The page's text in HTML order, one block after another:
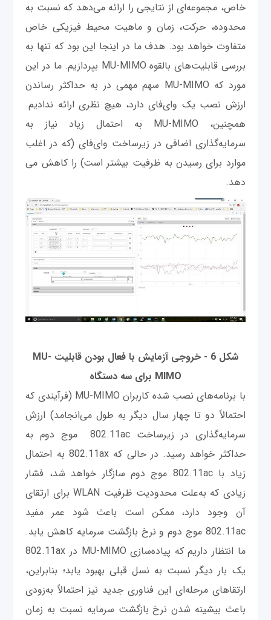
خاص، مجموعه‌ای از نتایجی را ارائه می‌دهد که نسبت به
محدوده، حرکت، زمان و ماهیت محیط فیزیکی خاص
متفاوت خواهد بود. هدف ما در اینجا این بود که تنها به
بررسی قابلیت‌های بالقوه MU-MIMO بپردازیم. ما در این
مورد که MU-MIMO سهم مهمی در به حداکثر رساندن
ارزش نصب یک وای‌فای دارد، هیچ نظری ارائه ندادیم.
همچنین، MU-MIMO به احتمال زیاد نیاز به
سرمایه‌گذاری اضافی در زیرساخت وای‌فای ‌(که در اغلب
موارد برای رسیدن به ظرفیت بیشتر است) را کاهش می
دهد.
شکل 6 - خروجی آزمایش با فعال بودن قابلیت MU-
MIMO برای سه دستگاه
با برنامه‌های نصب شده کاربران MU-MIMO (فرآیندی که
احتمالاً دو تا چهار سال دیگر به طول می‌انجامد) ارزش
سرمایه‌گذاری در زیرساخت 802.11ac موج دوم به
حداکثر خواهد رسید. در حالی که 802.11ax به احتمال
زیاد با 802.11ac موج دوم سازگار خواهد شد، فشار
زیادی که به‌علت محدودیت ظرفیت WLAN برای ارتقای
آن وجود دارد، ممکن است باعث شود عمر مفید
802.11ac موج دوم و نرخ بازگشت سرمایه کاهش یابد.
ما انتظار داریم که پیاده‌سازی MU-MIMO در 802.11ax
یک بار دیگر نسبت به نسل قبلی بهبود یابد؛ بنابراین،
ارتقا‌های مرحله‌ای این فناوری جدید نیز احتمالاً به‌زودی
باعث بیشینه شدن نرخ بازگشت سرمایه نسبت به زمان